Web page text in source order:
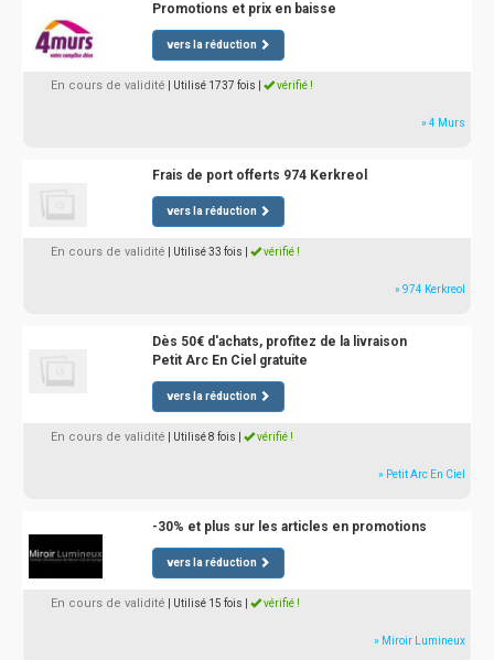
Promotions et prix en baisse
vers la réduction
En cours de validité | Utilisé 1737 fois vérifié !
» 4 Murs
Frais de port offerts 974 Kerkreol
vers la réduction
En cours de validité | Utilisé 33 fois vérifié !
» 974 Kerkreol
Dès 50€ d'achats, profitez de la livraison
Petit Arc En Ciel gratuite
vers la réduction
En cours de validité | Utilisé 8 fois vérifié !
» Petit Arc En Ciel
-30% et plus sur les articles en promotions
vers la réduction
En cours de validité | Utilisé 15 fois vérifié !
» Miroir Lumineux